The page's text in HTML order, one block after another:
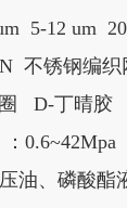
5-12 um
不锈钢编
D-丁晴胶
0.6~42Mpa
油、磷酸酯